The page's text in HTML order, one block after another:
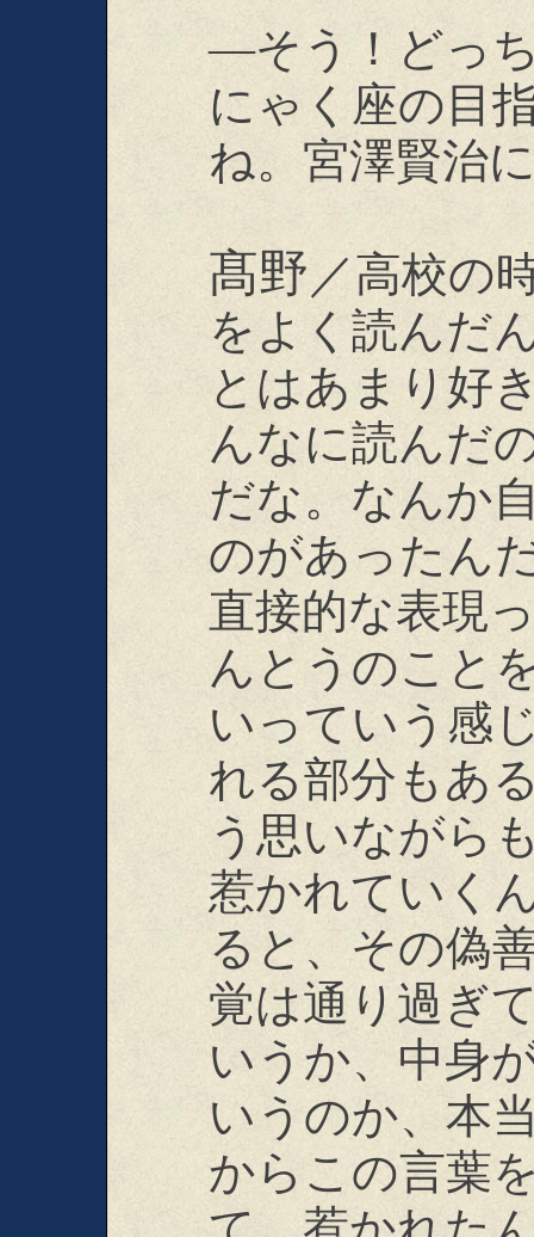
―そう！どっ
にゃく座の目
ね。宮澤賢治
髙野 ／高校の
をよく読んだ
とはあまり好
んなに読んだ
だな。なんか
のがあったん
直接的な表現
んとうのこと
いっていう感
れる部分もあ
う思いながら
惹かれていく
ると、その偽
覚は通り過ぎ
いうか、中身
いうのか、本
からこの言葉